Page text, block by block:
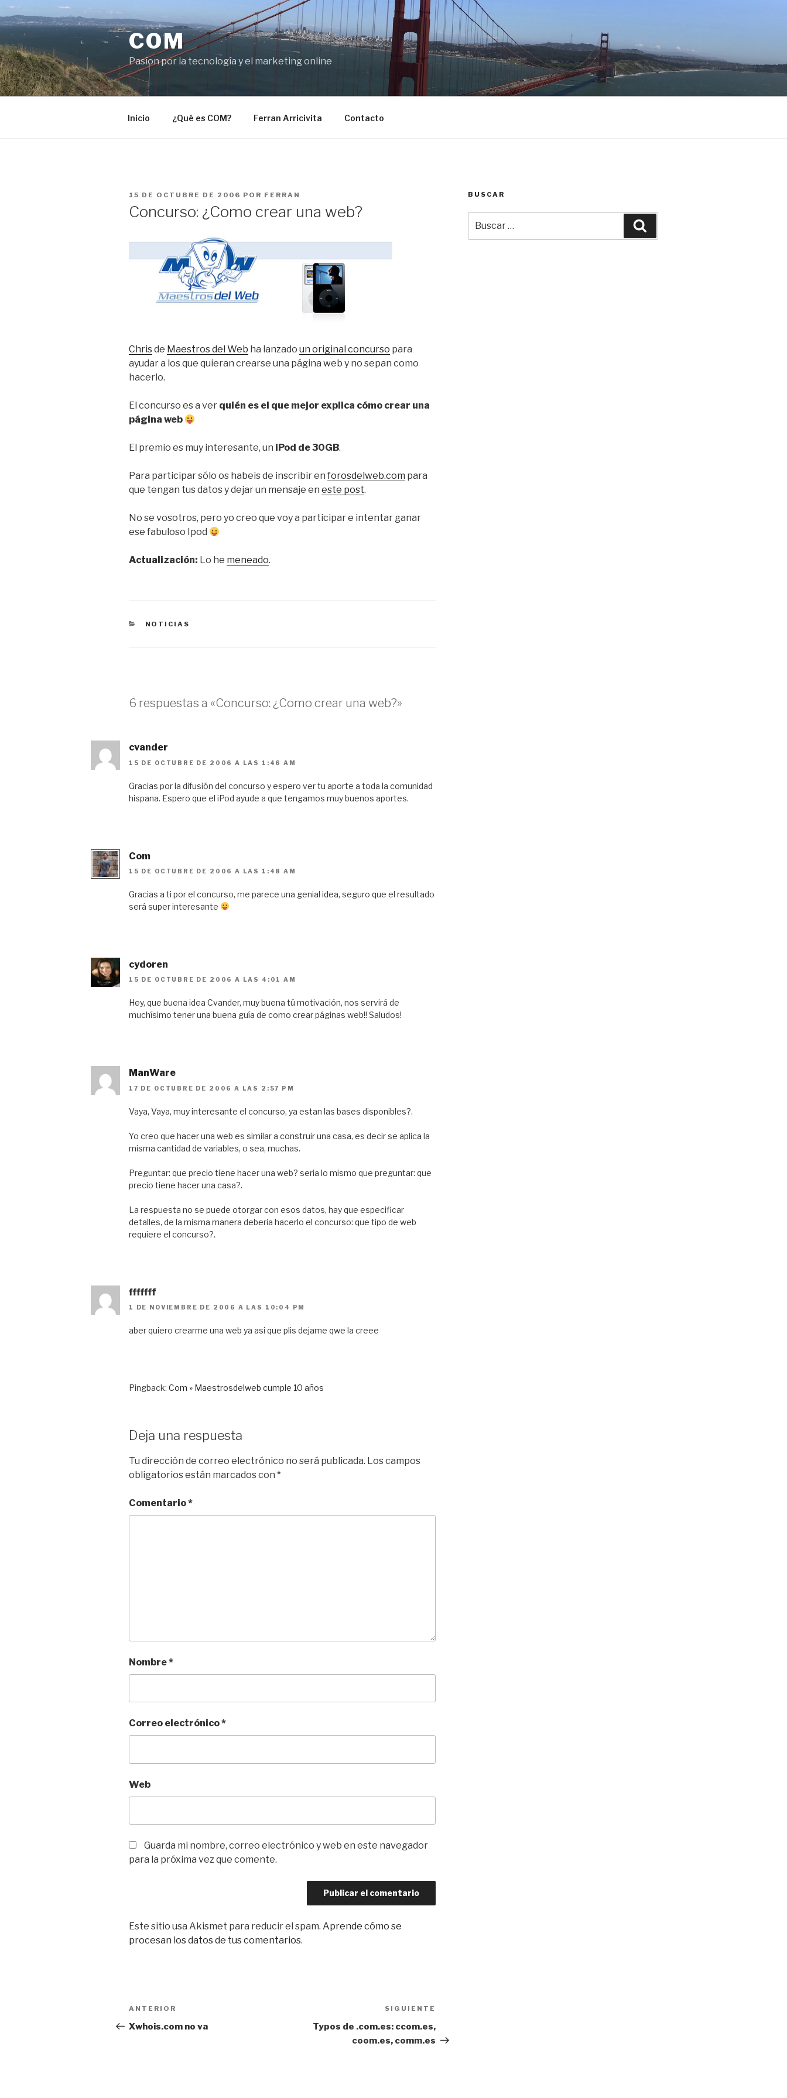
Saltar
al
contenido
COM
Pasíon por la tecnología y el marketing online
Inicio ¿Qué es COM? Ferran Arricivita Contacto
PUBLICADO
15 DE OCTUBRE DE 2006 POR FERRAN
Concurso: ¿Como crear una web?
Chrisde Maestros del Web ha lanzado un original concurso para
ayudar a los que quieran crearse una página web y no sepan como
hacerlo.
El concurso es a ver quién es el que mejor explica cómo crear una
página web
El premio es muy interesante, un iPod de 30GB.
Para participar sólo os habeis de inscribir en forosdelweb.com para
que tengan tus datos y dejar un mensaje en este post.
No se vosotros, pero yo creo que voy a participar e intentar ganar
ese fabuloso Ipod
Actualización: Lo he meneado.
CATEGORÍAS
NOTICIAS
6 respuestas a «Concurso: ¿Como crear una web?»
cvander
15 DE OCTUBRE DE 2006 A LAS 1:46 AM
Gracias por la difusión del concurso y espero ver tu aporte a toda la comunidad
hispana. Espero que el iPod ayude a que tengamos muy buenos aportes.
Com
15 DE OCTUBRE DE 2006 A LAS 1:48 AM
Gracias a ti por el concurso, me parece una genial idea, seguro que el resultado
será super interesante
cydoren
15 DE OCTUBRE DE 2006 A LAS 4:01 AM
Hey, que buena idea Cvander, muy buena tú motivación, nos servirá de
muchísimo tener una buena guía de como crear páginas web!! Saludos!
ManWare
17 DE OCTUBRE DE 2006 A LAS 2:57 PM
Vaya, Vaya, muy interesante el concurso, ya estan las bases disponibles?.
Yo creo que hacer una web es similar a construir una casa, es decir se aplica la
misma cantidad de variables, o sea, muchas.
Preguntar: que precio tiene hacer una web? seria lo mismo que preguntar: que
precio tiene hacer una casa?.
La respuesta no se puede otorgar con esos datos, hay que especificar
detalles, de la misma manera deberia hacerlo el concurso: que tipo de web
requiere el concurso?.
fffffff
1 DE NOVIEMBRE DE 2006 A LAS 10:04 PM
aber quiero crearme una web ya asi que plis dejame qwe la creee
Pingback: Com » Maestrosdelweb cumple 10 años
Deja una respuesta
Tu dirección de correo electrónico no será publicada. Los campos
obligatorios están marcados con *
Comentario*
Nombre*
Correo electrónico*
Web
Guarda mi nombre, correo electrónico y web en este navegador
para la próxima vez que comente.
Este sitio usa Akismet para reducir el spam. Aprende cómo se
procesan los datos de tus comentarios.
Navegación
de
Entrada
anterior:
ANTERIOR
Xwhois.com no va
SIGUIENTE
Typos de .com.es: ccom.es,
coom.es, comm.es
BUSCAR
por: